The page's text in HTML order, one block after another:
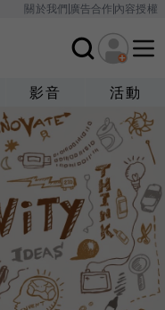
關於我們廣告合作內容授權
影音 活動